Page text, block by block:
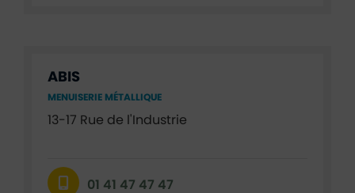
ABIS
MENUISERIE MÉTALLIQUE
13-17 Rue de l'Industrie
01 41 47 47 47